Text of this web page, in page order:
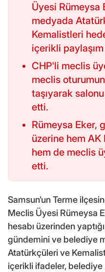
Üyesi Rümeysa
medyada
Kemalistleri
içerikli paylaşım
CHP'li meclis
meclis
taşıyarak
etti.
Rümeysa Eker,
üzerine hem
hem de meclis
etti.
Samsun’un Terme
Meclis Üyesi Rümeysa
hesabı üzerinden
gündemini ve belediye
Atatürkçüleri ve
içerikli ifadeler,